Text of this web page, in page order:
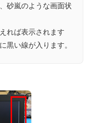
砂嵐のような画面状
れば表示されます
黒い線が入ります。